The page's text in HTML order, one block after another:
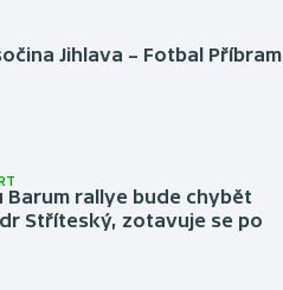
Jihlava – Fotbal Příbram
Barum rallye bude chybět
Stříteský, zotavuje se po